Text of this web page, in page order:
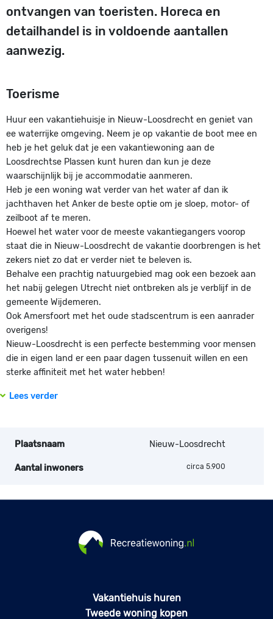
ontvangen van toeristen. Horeca en
detailhandel is in voldoende aantallen
aanwezig.
Toerisme
Huur een vakantiehuisje in Nieuw-Loosdrecht en geniet van
ee waterrijke omgeving. Neem je op vakantie de boot mee en
heb je het geluk dat je een vakantiewoning aan de
Loosdrechtse Plassen kunt huren dan kun je deze
waarschijnlijk bij je accommodatie aanmeren.
Heb je een woning wat verder van het water af dan ik
jachthaven het Anker de beste optie om je sloep, motor- of
zeilboot af te meren.
Hoewel het water voor de meeste vakantiegangers voorop
staat die in Nieuw-Loosdrecht de vakantie doorbrengen is het
zekers niet zo dat er verder niet te beleven is.
Behalve een prachtig natuurgebied mag ook een bezoek aan
het nabij gelegen Utrecht niet ontbreken als je verblijf in de
gemeente Wijdemeren.
Ook Amersfoort met het oude stadscentrum is een aanrader
overigens!
Nieuw-Loosdrecht is een perfecte bestemming voor mensen
die in eigen land er een paar dagen tussenuit willen en een
sterke affiniteit met het water hebben!
Lees verder
Plaatsnaam Nieuw-Loosdrecht
Aantal inwoners circa 5.900
Vakantiehuis huren
Tweede woning kopen